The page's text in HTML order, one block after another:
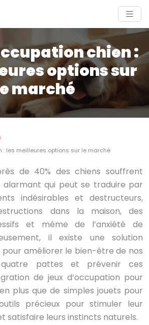
chien :
options sur
marché
: les meilleures options sur le marché
de 40% des chiens souffrent
alarmant qui peut se traduire par
indésirables et destructeurs,
dans la maison, des
et même de l’anxiété de
il existe une solution
améliorer le bien-être de nos
pattes et prévenir ces
de jeux d’occupation pour
plus que de simples jouets pour
précieux pour stimuler leur
satisfaire leurs instincts naturels.